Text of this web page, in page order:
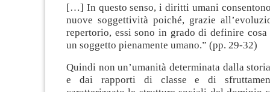
[…] In questo senso, i diritti umani
nuove soggettività poiché, grazie
repertorio, essi sono in grado di definire cosa
un soggetto pienamente umano.” (pp. 29-32)
Quindi non un’umanità determinata dalla
e dai rapporti di classe e di